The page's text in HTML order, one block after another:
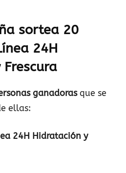
sortea 20
24H
ganadorasque se
ellas:
24H Hidratación y